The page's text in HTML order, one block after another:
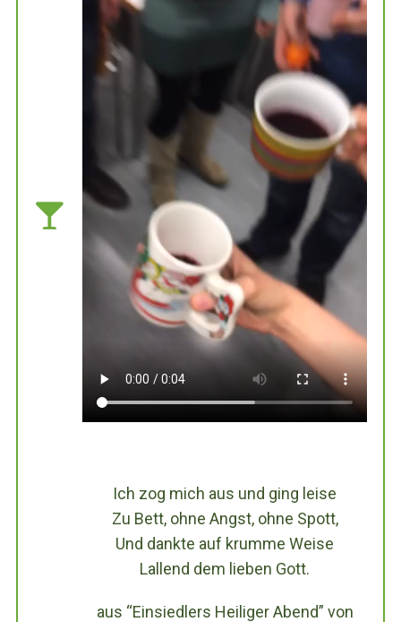
Ich zog mich aus und ging leise
Zu Bett, ohne Angst, ohne Spott,
Und dankte auf krumme Weise
Lallend dem lieben Gott.
aus “Einsiedlers Heiliger Abend” von